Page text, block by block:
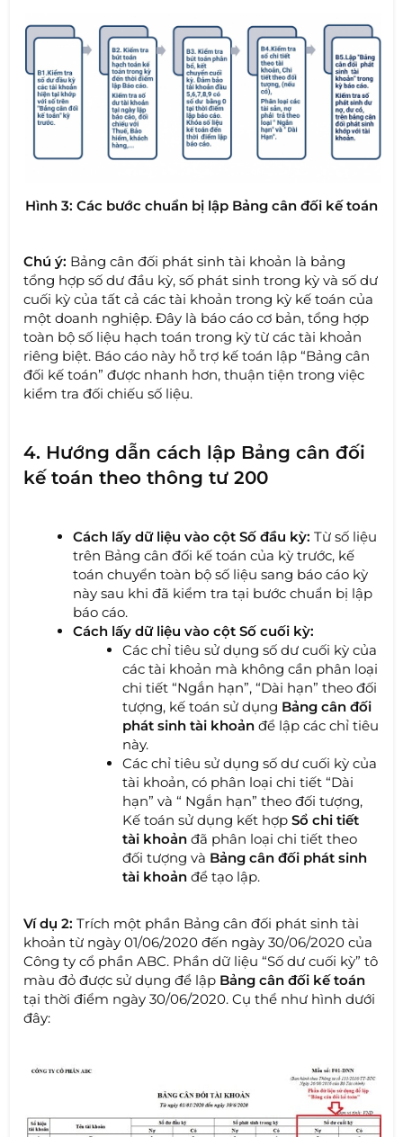
Hình 3: Các bước chuẩn bị lập Bảng cân đối kế toán
Chú ý: Bảng cân đối phát sinh tài khoản là bảng
tổng hợp số dư đầu kỳ, số phát sinh trong kỳ và số dư
cuối kỳ của tất cả các tài khoản trong kỳ kế toán của
một doanh nghiệp. Đây là báo cáo cơ bản, tổng hợp
toàn bộ số liệu hạch toán trong kỳ từ các tài khoản
riêng biệt. Báo cáo này hỗ trợ kế toán lập “Bảng cân
đối kế toán” được nhanh hơn, thuận tiện trong việc
kiểm tra đối chiếu số liệu.
4. Hướng dẫn cách lập Bảng cân đối
kế toán theo thông tư 200
Cách lấy dữ liệu vào cột Số đầu kỳ: Từ số liệu
trên Bảng cân đối kế toán của kỳ trước, kế
toán chuyển toàn bộ số liệu sang báo cáo kỳ
này sau khi đã kiểm tra tại bước chuẩn bị lập
báo cáo.
Cách lấy dữ liệu vào cột Số cuối kỳ:
Các chỉ tiêu sử dụng số dư cuối kỳ của
các tài khoản mà không cần phân loại
chi tiết “Ngắn hạn”, “Dài hạn” theo đối
tượng, kế toán sử dụng Bảng cân đối
phát sinh tài khoản để lập các chỉ tiêu
này.
Các chỉ tiêu sử dụng số dư cuối kỳ của
tài khoản, có phân loại chi tiết “Dài
hạn” và “ Ngắn hạn” theo đối tượng,
Kế toán sử dụng kết hợp Sổ chi tiết
tài khoản đã phân loại chi tiết theo
đối tượng và Bảng cân đối phát sinh
tài khoảnđể tạo lập.
Ví dụ 2:Trích một phần Bảng cân đối phát sinh tài
khoản từ ngày 01/06/2020 đến ngày 30/06/2020 của
Công ty cổ phần ABC. Phần dữ liệu “Số dư cuối kỳ” tô
màu đỏ được sử dụng để lập Bảng cân đối kế toán
tại thời điểm ngày 30/06/2020. Cụ thể như hình dưới
đây: